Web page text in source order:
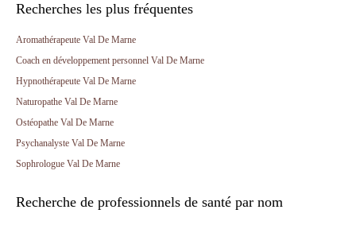
Recherches les plus fréquentes
Aromathérapeute Val De Marne
Coach en développement personnel Val De Marne
Hypnothérapeute Val De Marne
Naturopathe Val De Marne
Ostéopathe Val De Marne
Psychanalyste Val De Marne
Sophrologue Val De Marne
Recherche de professionnels de santé par nom